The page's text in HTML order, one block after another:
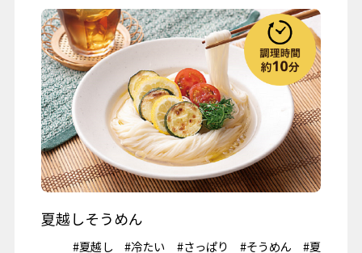
夏越しそうめん
#夏越し #冷たい #さっぱり #そうめん #夏